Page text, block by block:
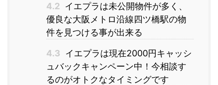
4.2
イエプラは未公開物件が多く、
優良な大阪メトロ沿線四ツ橋駅の物
件を見つける事が出来る
4.3
イエプラは現在2000円キャッシ
ュバックキャンペーン中！今相談す
るのがオトクなタイミングです